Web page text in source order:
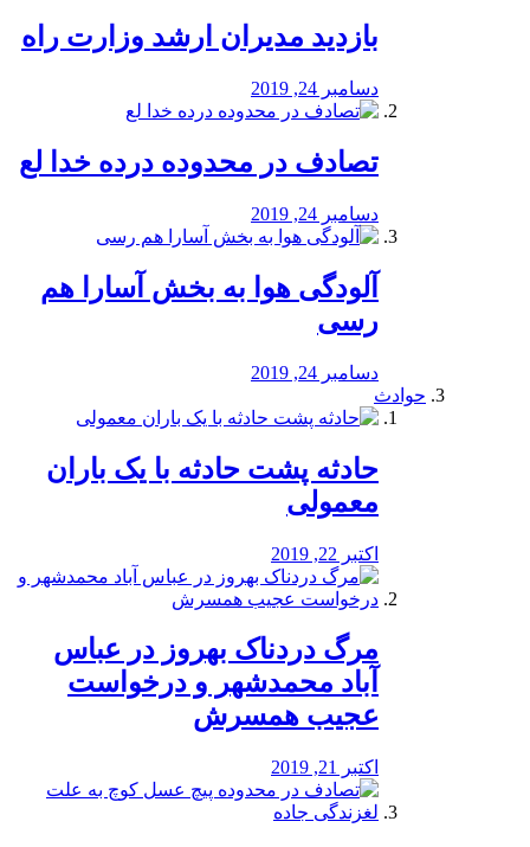
بازدید مدیران ارشد وزارت راه
دسامبر 24, 2019
تصادف در محدوده درده خدا لع
دسامبر 24, 2019
آلودگی هوا به بخش آسارا هم
رسی
دسامبر 24, 2019
حوادث
️حادثه پشت حادثه با یک باران
معمولی
اکتبر 22, 2019
مرگ دردناک بهروز در عباس
آباد محمدشهر و درخواست
عجیب همسرش
اکتبر 21, 2019